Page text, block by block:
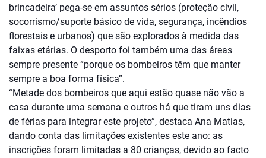
brincadeira’ pega-se em assuntos sérios (proteção civil,
socorrismo/suporte básico de vida, segurança, incêndios
florestais e urbanos) que são explorados à medida das
faixas etárias. O desporto foi também uma das áreas
sempre presente “porque os bombeiros têm que manter
sempre a boa forma física”.
“Metade dos bombeiros que aqui estão quase não vão a
casa durante uma semana e outros há que tiram uns dias
de férias para integrar este projeto”, destaca Ana Matias,
dando conta das limitações existentes este ano: as
inscrições foram limitadas a 80 crianças, devido ao facto